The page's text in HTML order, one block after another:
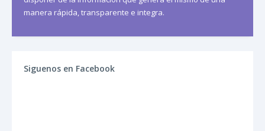
manera rápida, transparente e integra.
Siguenos en Facebook